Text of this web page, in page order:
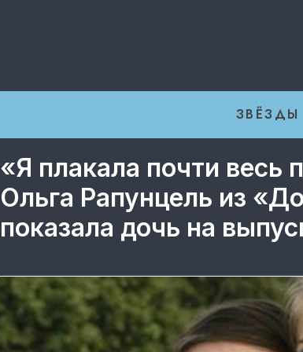
ЗВЁЗДЫ
«Я плакала почти весь
Ольга Рапунцель из
показала дочь на